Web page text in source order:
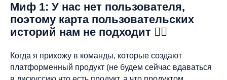
Миф 1: У нас нет пользователя,
поэтому карта пользовательских
историй нам не подходит 🙂‍↔
Когда я прихожу в команды, которые создают
платформенный продукт (не будем сейчас вдаваться